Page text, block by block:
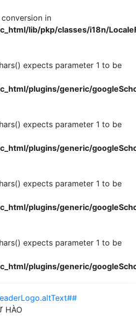
in
lib/pkp/classes/i18n/
expects parameter 1 to be
plugins/generic/
expects parameter 1 to be
plugins/generic/
expects parameter 1 to be
plugins/generic/
expects parameter 1 to be
plugins/generic/
về bệnh tăng huyết áp và đái
HÀO